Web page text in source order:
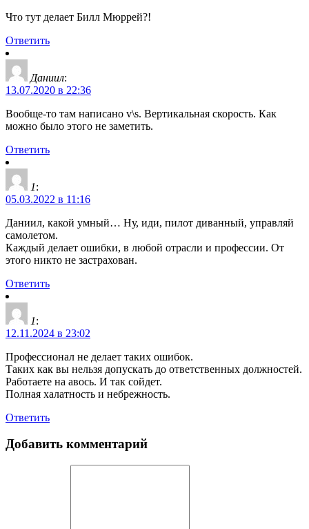
Что тут делает Билл Мюррей?!
Ответить
Даниил:
13.07.2020 в 22:36
Вообще-то там написано v\s. Вертикальная скорость. Как
можно было этого не заметить.
Ответить
1:
05.03.2022 в 11:16
Даниил, какой умный… Ну, иди, пилот диванный, управляй
самолетом.
Каждый делает ошибки, в любой отрасли и профессии. От
этого никто не застрахован.
Ответить
1:
12.11.2024 в 23:02
Профессионал не делает таких ошибок.
Таких как вы нельзя допускать до ответственных должностей.
Работаете на авось. И так сойдет.
Полная халатность и небрежность.
Ответить
Добавить комментарий